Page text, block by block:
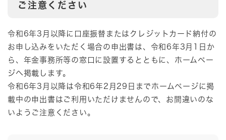
ご注意ください
令和6年3月以降に口座振替またはクレジットカード納付の
お申し込みをいただく場合の申出書は、令和6年3月1日か
ら、年金事務所等の窓口に設置するとともに、ホームペー
ジへ掲載します。
令和6年3月以降は令和6年2月29日までホームページに掲
載中の申出書はご利用いただけませんので、お間違いのな
いようご注意ください。